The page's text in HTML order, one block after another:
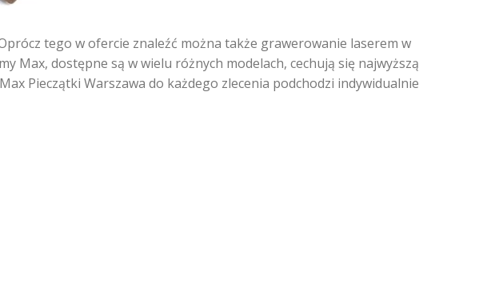
tego w ofercie znaleźć można także grawerowanie laserem w
Max, dostępne są w wielu różnych modelach, cechują się najwyższą
Pieczątki Warszawa do każdego zlecenia podchodzi indywidualnie